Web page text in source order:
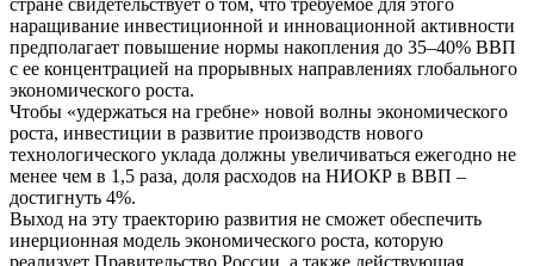
наращивание инвестиционной и инновационной активности
предполагает повышение нормы накопления до 35–40% ВВП
с ее концентрацией на прорывных направлениях глобального
экономического роста.
Чтобы «удержаться на гребне» новой волны экономического
роста, инвестиции в развитие производств нового
технологического уклада должны увеличиваться ежегодно не
менее чем в 1,5 раза, доля расходов на НИОКР в ВВП –
достигнуть 4%.
Выход на эту траекторию развития не сможет обеспечить
инерционная модель экономического роста, которую
реализует Правительство России, а также действующая